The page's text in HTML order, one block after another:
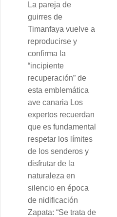
La pareja de
guirres de
Timanfaya vuelve a
reproducirse y
confirma la
“incipiente
recuperación” de
esta emblemática
ave canaria Los
expertos recuerdan
que es fundamental
respetar los límites
de los senderos y
disfrutar de la
naturaleza en
silencio en época
de nidificación
Zapata: “Se trata de